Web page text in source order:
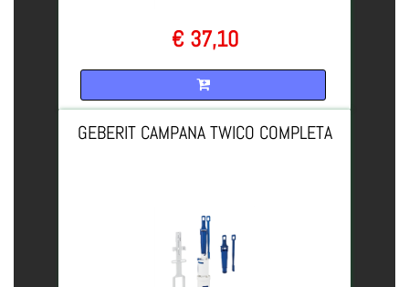
€ 37,10
GEBERIT CAMPANA TWICO COMPLETA